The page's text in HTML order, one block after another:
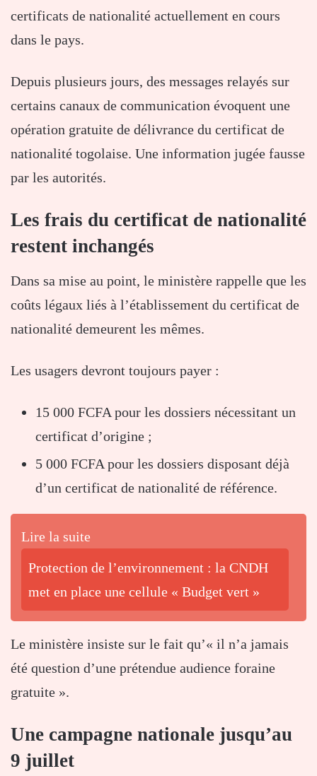
certificats de nationalité actuellement en cours
dans le pays.
Depuis plusieurs jours, des messages relayés sur
certains canaux de communication évoquent une
opération gratuite de délivrance du certificat de
nationalité togolaise. Une information jugée fausse
par les autorités.
Les frais du certificat de nationalité
restent inchangés
Dans sa mise au point, le ministère rappelle que les
coûts légaux liés à l’établissement du certificat de
nationalité demeurent les mêmes.
Les usagers devront toujours payer :
15 000 FCFA pour les dossiers nécessitant un
certificat d’origine ;
5 000 FCFA pour les dossiers disposant déjà
d’un certificat de nationalité de référence.
Lire la suite
Protection de l’environnement : la CNDH
met en place une cellule « Budget vert »
Le ministère insiste sur le fait qu’« il n’a jamais
été question d’une prétendue audience foraine
gratuite ».
Une campagne nationale jusqu’au
9 juillet